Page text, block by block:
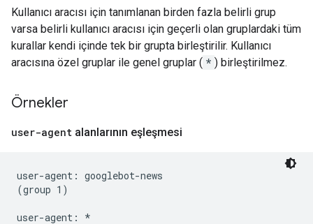
Kullanıcı aracısı için tanımlanan birden fazla belirli grup
varsa belirli kullanıcı aracısı için geçerli olan gruplardaki tüm
kurallar kendi içinde tek bir grupta birleştirilir. Kullanıcı
aracısına özel gruplar ile genel gruplar ( * ) birleştirilmez.
Örnekler
user-agent alanlarının eşleşmesi
user-agent: googlebot-news
(group 1)
user-agent: *